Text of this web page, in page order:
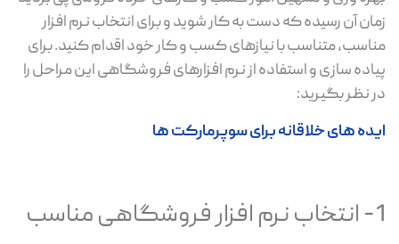
زمان آن رسیده که دست به کار شوید و برای انتخاب نرم افزار
مناسب، متناسب با نیازهای کسب و کار خود اقدام کنید. برای
پیاده سازی و استفاده از نرم افزارهای فروشگاهی این مراحل را
در نظر بگیرید:
ایده های خلاقانه برای سوپرمارکت ها
1- انتخاب نرم افزار فروشگاهی مناسب